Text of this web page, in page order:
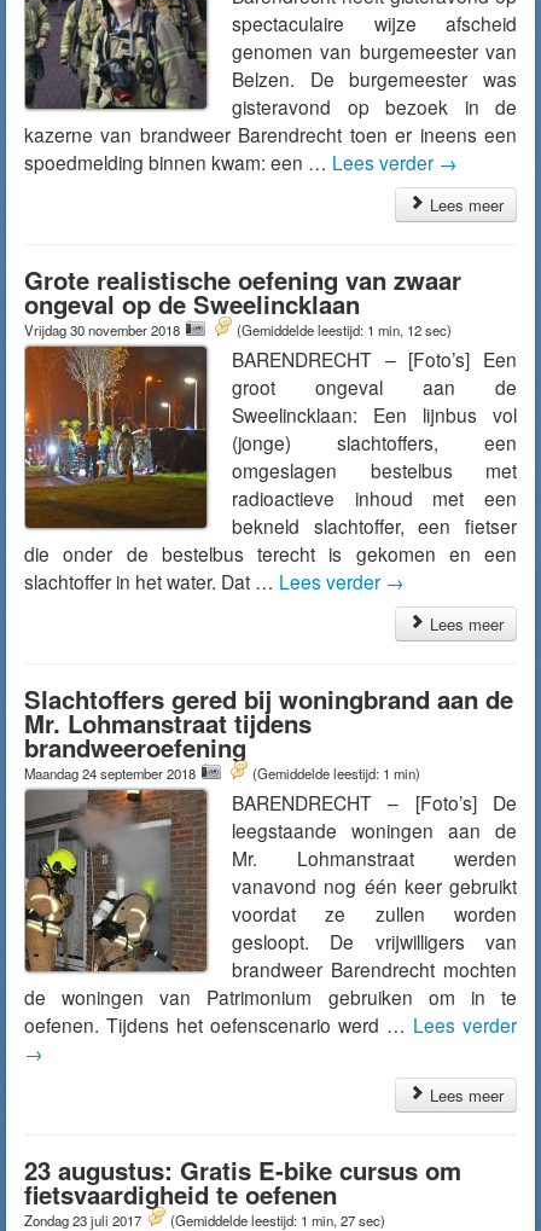
spectaculaire wijze afscheid
genomen van burgemeester van
Belzen. De burgemeester was
gisteravond op bezoek in de
kazerne van brandweer Barendrecht toen er ineens een
spoedmelding binnen kwam: een … Lees verder →
Lees meer
Grote realistische oefening van zwaar
ongeval op de Sweelincklaan
Vrijdag 30 november 2018 (Gemiddelde leestijd: 1 min, 12 sec)
BARENDRECHT – [Foto’s] Een
groot ongeval aan de
Sweelincklaan: Een lijnbus vol
(jonge) slachtoffers, een
omgeslagen bestelbus met
radioactieve inhoud met een
bekneld slachtoffer, een fietser
die onder de bestelbus terecht is gekomen en een
slachtoffer in het water. Dat … Lees verder →
Lees meer
Slachtoffers gered bij woningbrand aan de
Mr. Lohmanstraat tijdens
brandweeroefening
Maandag 24 september 2018 (Gemiddelde leestijd: 1 min)
BARENDRECHT – [Foto’s] De
leegstaande woningen aan de
Mr. Lohmanstraat werden
vanavond nog één keer gebruikt
voordat ze zullen worden
gesloopt. De vrijwilligers van
brandweer Barendrecht mochten
de woningen van Patrimonium gebruiken om in te
oefenen. Tijdens het oefenscenario werd … Lees verder
→
Lees meer
23 augustus: Gratis E-bike cursus om
fietsvaardigheid te oefenen
Zondag 23 juli 2017 (Gemiddelde leestijd: 1 min, 27 sec)